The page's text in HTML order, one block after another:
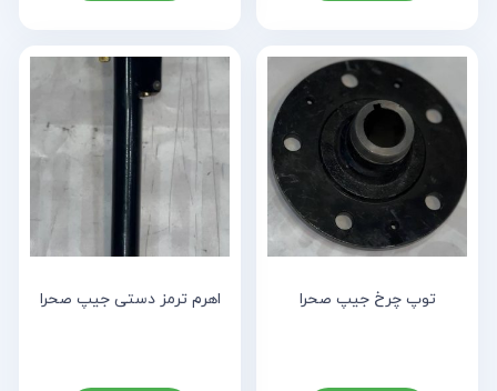
توپ چرخ جیپ صحرا اهرم ترمز دستی جیپ صحرا